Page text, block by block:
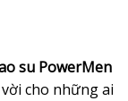
su PowerMen
cho những ai